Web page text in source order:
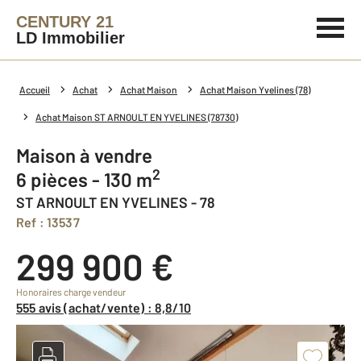
CENTURY 21
LD Immobilier
Accueil Achat Achat Maison Achat Maison Yvelines (78)
Achat Maison ST ARNOULT EN YVELINES (78730)
Maison à vendre
6 pièces - 130 m2
ST ARNOULT EN YVELINES - 78
Ref : 13537
299 900 €
Honoraires charge vendeur
555 avis (achat/vente) : 8,8/10